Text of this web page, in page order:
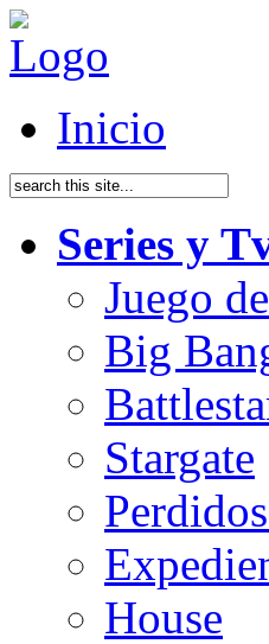
Inicio
Series y
Juego
Big
Stargate
House